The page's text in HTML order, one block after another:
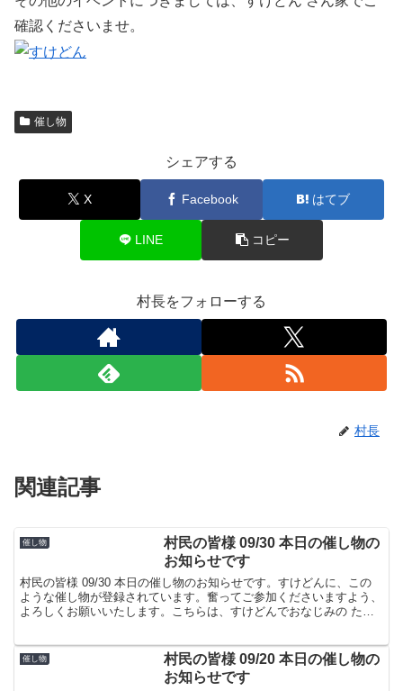
確認くださいませ。
催し物
シェアする
X Facebook はてブ
LINE コピー
村長をフォローする
村長
関連記事
催し物
村民の皆様 09/30 本日の催し物の
お知らせです
村民の皆様 09/30 本日の催し物のお知らせです。すけどんに、この
ような催し物が登録されています。奮ってご参加くださいますよう、
よろしくお願いいたします。こちらは、すけどんでおなじみの たま
催し物
村民の皆様 09/20 本日の催し物の
お知らせです